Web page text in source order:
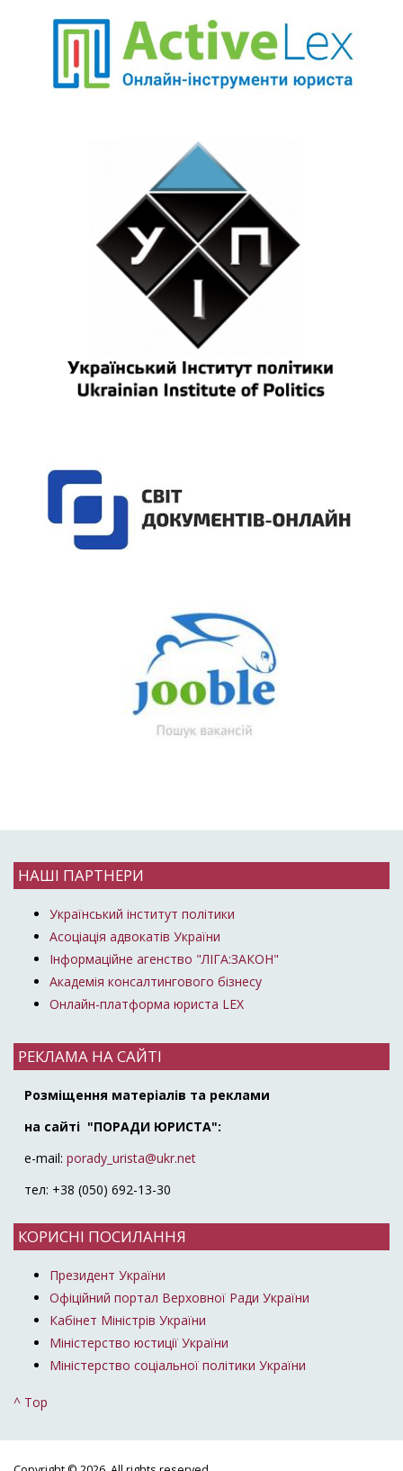
НАШІ ПАРТНЕРИ
Український інститут політики
Асоціація адвокатів України
Інформаційне агенство "ЛІГА:ЗАКОН"
Академія консалтингового бізнесу
Онлайн-платформа юриста LEX
РЕКЛАМА НА САЙТІ
Розміщення матеріалів та реклами
на сайті "ПОРАДИ ЮРИСТА":
e-mail: porady_urista@ukr.net
тел: +38 (050) 692-13-30
КОРИСНІ ПОСИЛАННЯ
Президент України
Офіційний портал Верховної Ради України
Кабінет Міністрів України
Міністерство юстиції України
Міністерство соціальної політики України
^ Top